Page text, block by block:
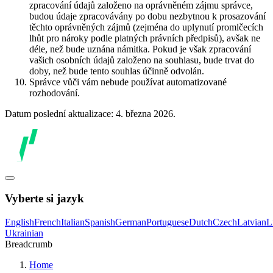
zpracování údajů založeno na oprávněném zájmu správce,
budou údaje zpracovávány po dobu nezbytnou k prosazování
těchto oprávněných zájmů (zejména do uplynutí promlčecích
lhůt pro nároky podle platných právních předpisů), avšak ne
déle, než bude uznána námitka. Pokud je však zpracování
vašich osobních údajů založeno na souhlasu, bude trvat do
doby, než bude tento souhlas účinně odvolán.
Správce vůči vám nebude používat automatizované
rozhodování.
Datum poslední aktualizace: 4. března 2026.
Vyberte si jazyk
EnglishFrenchItalianSpanishGermanPortugueseDutchCzechLatvian
Ukrainian
Breadcrumb
Home